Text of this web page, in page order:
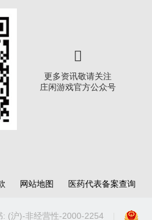
更多资讯敬请关注
庄闲游戏官方公众号
网站地图 医药代表备案查询
: (沪)-非经营性-2000-2254